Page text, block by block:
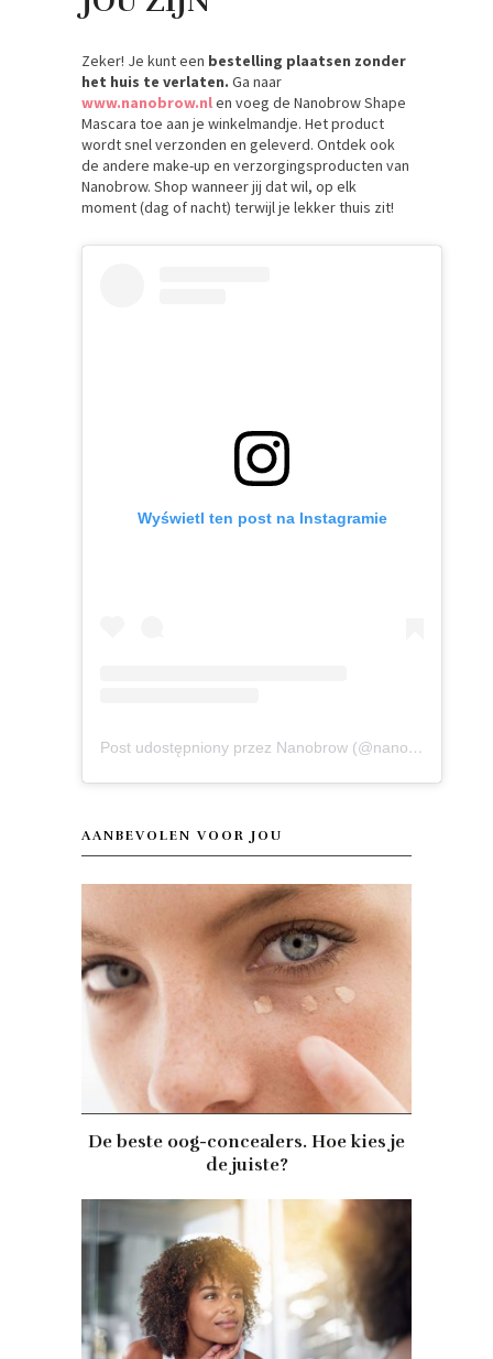
Zeker! Je kunt een bestelling plaatsen zonder
het huis te verlaten. Ga naar
www.nanobrow.nlen voeg de Nanobrow Shape
Mascara toe aan je winkelmandje. Het product
wordt snel verzonden en geleverd. Ontdek ook
de andere make-up en verzorgingsproducten van
Nanobrow. Shop wanneer jij dat wil, op elk
moment (dag of nacht) terwijl je lekker thuis zit!
Wyświetl ten post na Instagramie
Post udostępniony przez Nanobrow (@nanobrow.official)
AANBEVOLEN VOOR JOU
De beste oog-concealers. Hoe kies je
de juiste?